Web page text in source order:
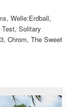
Welle:Erdball,
Solitary
Chrom, The Sweet